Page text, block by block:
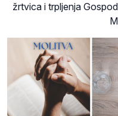
žrtvica i trpljenja